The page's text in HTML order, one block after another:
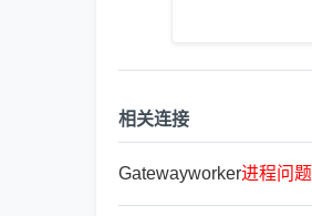
相关连接
Gatewayworker进程问题